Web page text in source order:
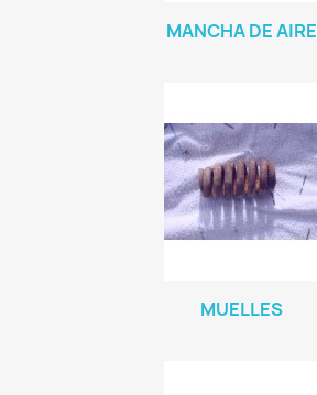
MANCHA DE AIRE
MUELLES